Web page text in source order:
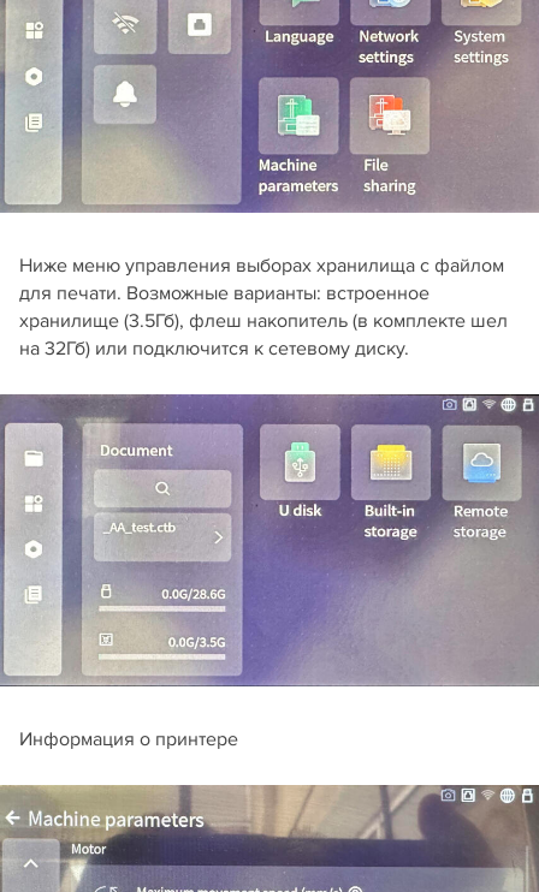
Ниже меню управления выборах хранилища с файлом
для печати. Возможные варианты: встроенное
хранилище (3.5Гб), флеш накопитель (в комплекте шел
на 32Гб) или подключится к сетевому диску.
Информация о принтере